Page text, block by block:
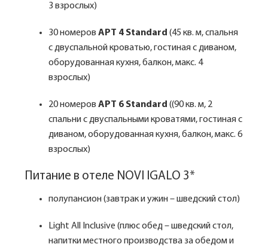
3 взрослых)
30 номеров APT 4 Standard (45 кв. м, спальня
с двуспальной кроватью, гостиная с диваном,
оборудованная кухня, балкон, макс. 4
взрослых)
20 номеров APT 6 Standard ((90 кв. м, 2
спальни с двуспальными кроватями, гостиная с
диваном, оборудованная кухня, балкон, макс. 6
взрослых)
Питание в отеле NOVI IGALO 3*
полупансион (завтрак и ужин – шведский стол)
Light All Inclusive (плюс обед – шведский стол,
напитки местного производства за обедом и